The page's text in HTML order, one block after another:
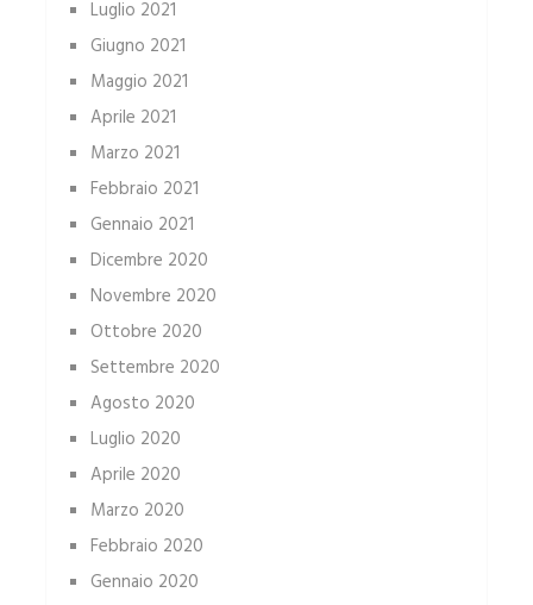
Luglio 2021
Giugno 2021
Maggio 2021
Aprile 2021
Marzo 2021
Febbraio 2021
Gennaio 2021
Dicembre 2020
Novembre 2020
Ottobre 2020
Settembre 2020
Agosto 2020
Luglio 2020
Aprile 2020
Marzo 2020
Febbraio 2020
Gennaio 2020